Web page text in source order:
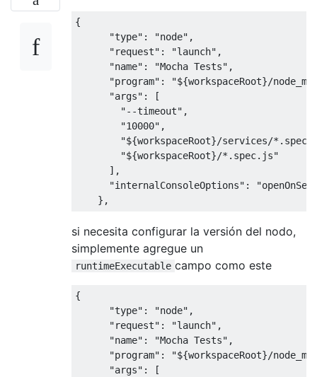
{
"type" : "node" ,
"request" : "launch" ,
"name" : "Mocha Tests" ,
"program" :
"${workspaceRoot}/
"args" :
[
"--timeout" ,
"10000" ,
"${workspaceRoot}/services/
"${workspaceRoot}/*.spec.js"
],
"internalConsoleOptions" :
},
si necesita configurar la versión del nodo,
simplemente agregue un
runtimeExecutable campo como este
{
"type" : "node" ,
"request" : "launch" ,
"name" : "Mocha Tests" ,
"program" :
"${workspaceRoot}/
"args" :
[